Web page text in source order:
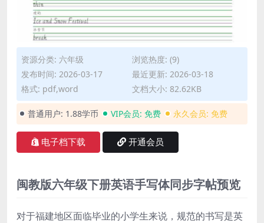
资源分类: 六年级
浏览热度: (9)
发布时间: 2026-03-17
最近更新: 2026-03-18
格式: pdf,word
文档大小: 82.62KB
普通用户: 1.88学币 VIP会员: 免费 永久会员: 免费
电子档下载 开通会员
闽教版六年级下册英语手写体同步字帖预览
对于福建地区面临毕业的小学生来说，规范的书写是英